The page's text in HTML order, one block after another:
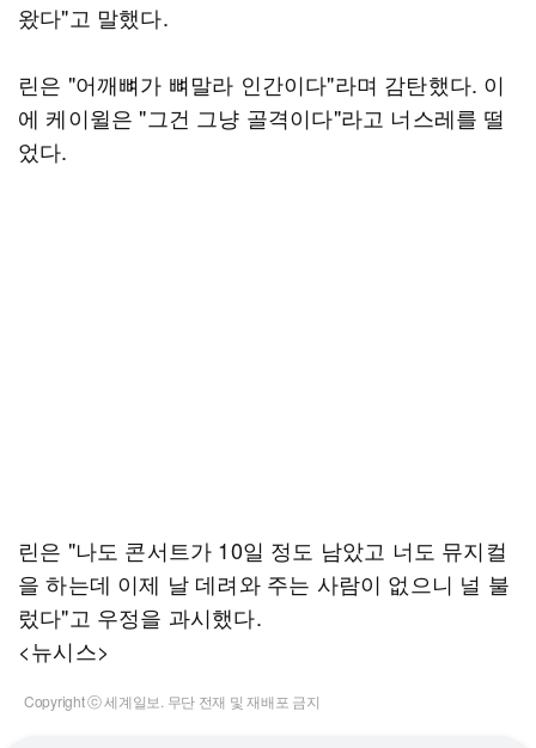
왔다"고 말했다.
린은 "어깨뼈가 뼈말라 인간이다"라며 감탄했다. 이
에 케이윌은 "그건 그냥 골격이다"라고 너스레를 떨
었다.
린은 "나도 콘서트가 10일 정도 남았고 너도 뮤지컬
을 하는데 이제 날 데려와 주는 사람이 없으니 널 불
렀다"고 우정을 과시했다.
<뉴시스>
Copyright ⓒ 세계일보. 무단 전재 및 재배포 금지